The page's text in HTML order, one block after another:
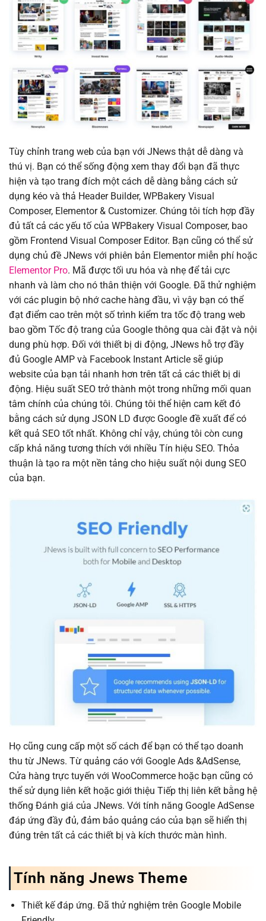
Tùy chỉnh trang web của bạn với JNews thật dễ dàng và
thú vị. Bạn có thể sống động xem thay đổi bạn đã thực
hiện và tạo trang đích một cách dễ dàng bằng cách sử
dụng kéo và thả Header Builder, WPBakery Visual
Composer, Elementor & Customizer. Chúng tôi tích hợp đầy
đủ tất cả các yếu tố của WPBakery Visual Composer, bao
gồm Frontend Visual Composer Editor. Bạn cũng có thể sử
dụng chủ đề JNews với phiên bản Elementor miễn phí hoặc
Elementor Pro. Mã được tối ưu hóa và nhẹ để tải cực
nhanh và làm cho nó thân thiện với Google. Đã thử nghiệm
với các plugin bộ nhớ cache hàng đầu, vì vậy bạn có thể
đạt điểm cao trên một số trình kiểm tra tốc độ trang web
bao gồm Tốc độ trang của Google thông qua cài đặt và nội
dung phù hợp. Đối với thiết bị di động, JNews hỗ trợ đầy
đủ Google AMP và Facebook Instant Article sẽ giúp
website của bạn tải nhanh hơn trên tất cả các thiết bị di
động. Hiệu suất SEO trở thành một trong những mối quan
tâm chính của chúng tôi. Chúng tôi thể hiện cam kết đó
bằng cách sử dụng JSON LD được Google đề xuất để có
kết quả SEO tốt nhất. Không chỉ vậy, chúng tôi còn cung
cấp khả năng tương thích với nhiều Tín hiệu SEO. Thỏa
thuận là tạo ra một nền tảng cho hiệu suất nội dung SEO
của bạn.
Họ cũng cung cấp một số cách để bạn có thể tạo doanh
thu từ JNews. Từ quảng cáo với Google Ads &AdSense,
Cửa hàng trực tuyến với WooCommerce hoặc bạn cũng có
thể sử dụng liên kết hoặc giới thiệu Tiếp thị liên kết bằng hệ
thống Đánh giá của JNews. Với tính năng Google AdSense
đáp ứng đầy đủ, đảm bảo quảng cáo của bạn sẽ hiển thị
đúng trên tất cả các thiết bị và kích thước màn hình.
Tính năng Jnews Theme
Thiết kế đáp ứng. Đã thử nghiệm trên Google Mobile